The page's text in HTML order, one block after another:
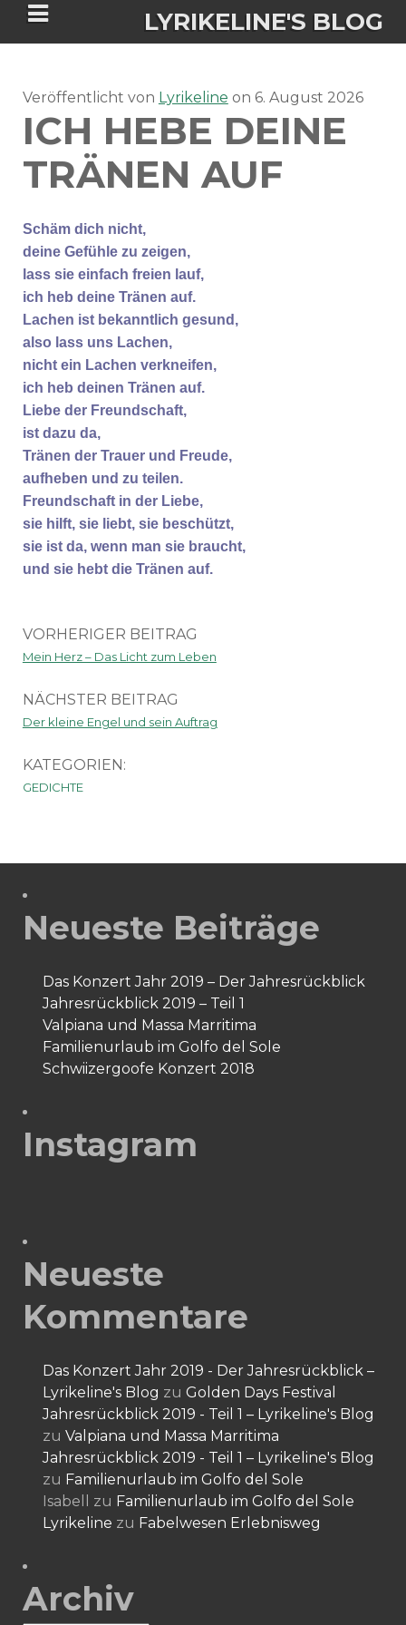
LYRIKELINE'S BLOG
Tania Morgan's Blog über alles, was
sie im Leben bewegt.
IGASHO UND CHIMALIS KAYA
NIEMALS FÜR IMMER (ROMAN)
NIGHTMARES
BÜCHERSHOPS
DATENSCHUTZERKLÄRUNG
IMPRESSUM
Veröffentlicht von Lyrikeline on 6. August 2026
ICH HEBE DEINE
TRÄNEN AUF
Schäm dich nicht,
deine Gefühle zu zeigen,
lass sie einfach freien lauf,
ich heb deine Tränen auf.
Lachen ist bekanntlich gesund,
also lass uns Lachen,
nicht ein Lachen verkneifen,
ich heb deinen Tränen auf.
Liebe der Freundschaft,
ist dazu da,
Tränen der Trauer und Freude,
aufheben und zu teilen.
Freundschaft in der Liebe,
sie hilft, sie liebt, sie beschützt,
sie ist da, wenn man sie braucht,
und sie hebt die Tränen auf.
VORHERIGER BEITRAG
Mein Herz – Das Licht zum Leben
NÄCHSTER BEITRAG
Der kleine Engel und sein Auftrag
KATEGORIEN:
GEDICHTE
Neueste Beiträge
Das Konzert Jahr 2019 – Der Jahresrückblick
Jahresrückblick 2019 – Teil 1
Valpiana und Massa Marritima
Familienurlaub im Golfo del Sole
Schwiizergoofe Konzert 2018
Instagram
Neueste
Kommentare
Das Konzert Jahr 2019 - Der Jahresrückblick –
Lyrikeline's Blog zu Golden Days Festival
Jahresrückblick 2019 - Teil 1 – Lyrikeline's Blog
zu Valpiana und Massa Marritima
Jahresrückblick 2019 - Teil 1 – Lyrikeline's Blog
zu Familienurlaub im Golfo del Sole
Isabell
zu Familienurlaub im Golfo del Sole
Lyrikeline zu Fabelwesen Erlebnisweg
Archiv